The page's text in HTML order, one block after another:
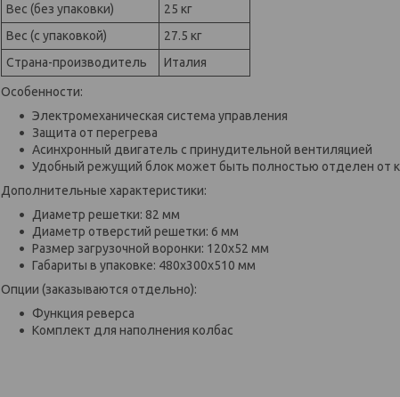
Вес (без упаковки)
25 кг
Вес (с упаковкой)
27.5 кг
Страна-производитель
Италия
Особенности:
Электромеханическая система управления
Защита от перегрева
Асинхронный двигатель с принудительной вентиляцией
Удобный режущий блок может быть полностью отделен от
Дополнительные характеристики:
Диаметр решетки: 82 мм
Диаметр отверстий решетки: 6 мм
Размер загрузочной воронки: 120x52 мм
Габариты в упаковке: 480х300х510 мм
Опции (заказываются отдельно):
Функция реверса
Комплект для наполнения колбас